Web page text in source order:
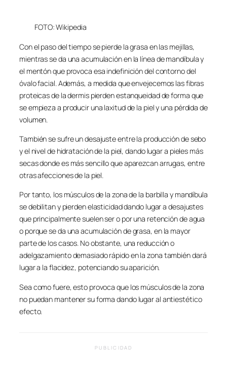
FOTO: Wikipedia
Con el paso del tiempo se pierde la grasa en las mejillas,
mientras se da una acumulación en la línea de mandíbula y
el mentón que provoca esa indefinición del contorno del
óvalo facial. Además, a medida que envejecemos las fibras
proteicas de la dermis pierden estanqueidad de forma que
se empieza a producir una laxitud de la piel y una pérdida de
volumen.
También se sufre un desajuste entre la producción de sebo
y el nivel de hidratación de la piel, dando lugar a pieles más
secas donde es más sencillo que aparezcan arrugas, entre
otras afecciones de la piel.
Por tanto, los músculos de la zona de la barbilla y mandíbula
se debilitan y pierden elasticidad dando lugar a desajustes
que principalmente suelen ser o por una retención de agua
o porque se da una acumulación de grasa, en la mayor
parte de los casos. No obstante, una reducción o
adelgazamiento demasiado rápido en la zona también dará
lugar a la flacidez, potenciando su aparición.
Sea como fuere, esto provoca que los músculos de la zona
no puedan mantener su forma dando lugar al antiestético
efecto.
PUBLICIDAD